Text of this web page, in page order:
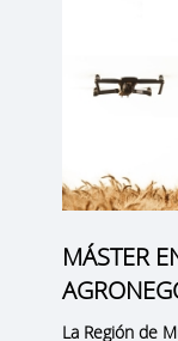
MÁSTER
La Región de